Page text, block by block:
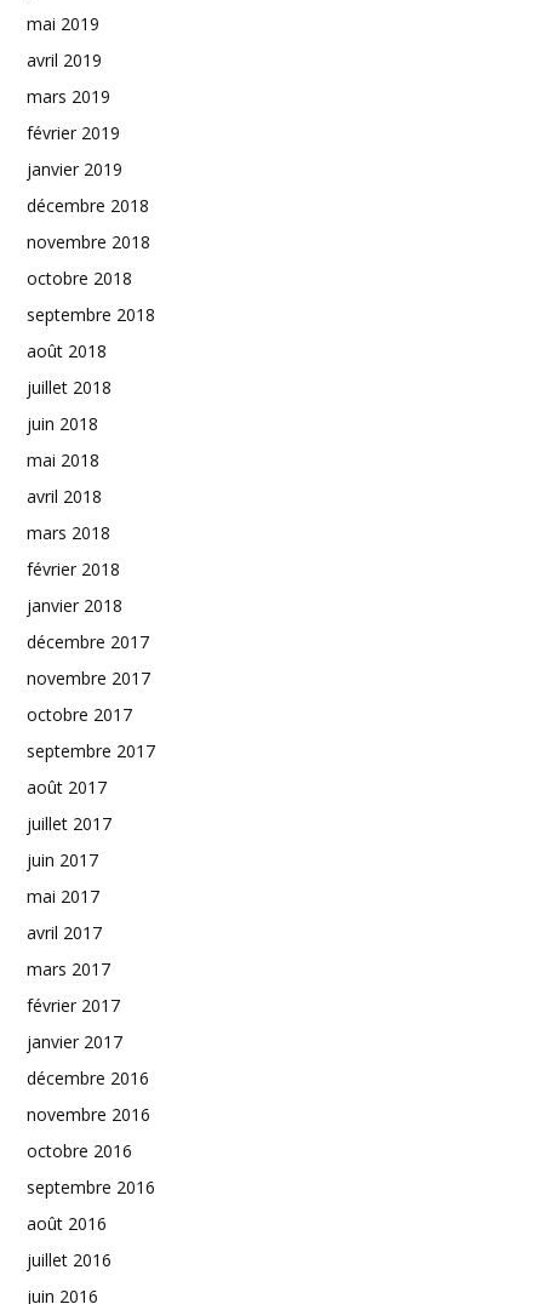
mai 2019
avril 2019
mars 2019
février 2019
janvier 2019
décembre 2018
novembre 2018
octobre 2018
septembre 2018
août 2018
juillet 2018
juin 2018
mai 2018
avril 2018
mars 2018
février 2018
janvier 2018
décembre 2017
novembre 2017
octobre 2017
septembre 2017
août 2017
juillet 2017
juin 2017
mai 2017
avril 2017
mars 2017
février 2017
janvier 2017
décembre 2016
novembre 2016
octobre 2016
septembre 2016
août 2016
juillet 2016
juin 2016